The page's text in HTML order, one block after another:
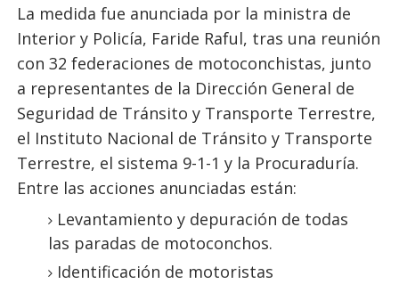
La medida fue anunciada por la ministra de
Interior y Policía, Faride Raful, tras una reunión
con 32 federaciones de motoconchistas, junto
a representantes de la Dirección General de
Seguridad de Tránsito y Transporte Terrestre,
el Instituto Nacional de Tránsito y Transporte
Terrestre, el sistema 9-1-1 y la Procuraduría.
Entre las acciones anunciadas están:
Levantamiento y depuración de todas
las paradas de motoconchos.
Identificación de motoristas